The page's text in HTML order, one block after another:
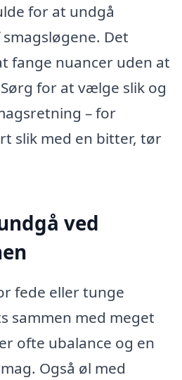
for at undgå
Det
fange nuancer uden at
for at vælge slik og
– for
slik med en bitter, tør
ved
fede eller tunge
sammen med meget
ofte ubalance og en
Også øl med